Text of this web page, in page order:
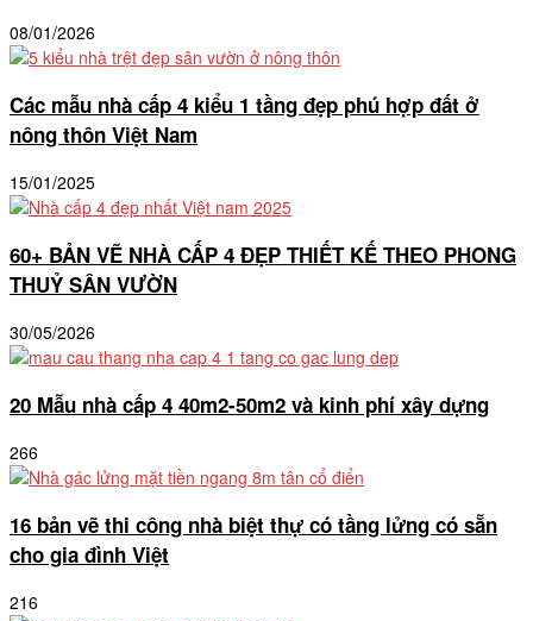
08/01/2026
Các mẫu nhà cấp 4 kiểu 1 tầng đẹp phú hợp đất ở
nông thôn Việt Nam
15/01/2025
60+ BẢN VẼ NHÀ CẤP 4 ĐẸP THIẾT KẾ THEO PHONG
THUỶ SÂN VƯỜN
30/05/2026
20 Mẫu nhà cấp 4 40m2-50m2 và kinh phí xây dựng
266
16 bản vẽ thi công nhà biệt thự có tầng lửng có sẵn
cho gia đình Việt
216